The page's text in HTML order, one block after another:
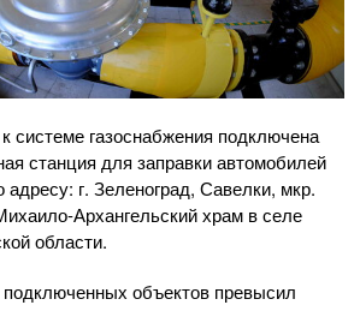
системе газоснабжения подключена
станция для заправки автомобилей
г. Зеленоград, Савелки, мкр.
Архангельскийхрам в селе
области.
объектов превысил